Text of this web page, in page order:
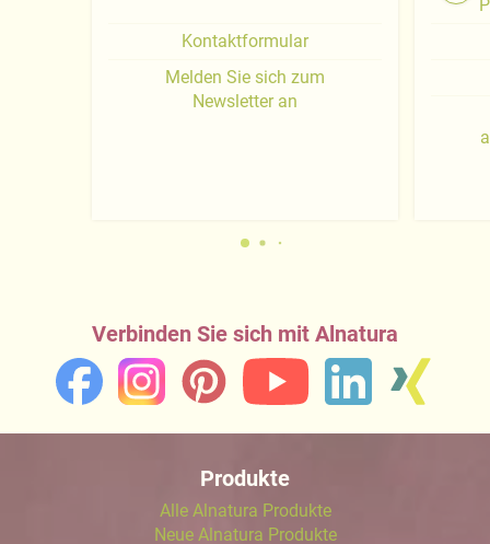
Kontaktformular
Melden Sie sich zum
Newsletter an
Verbinden Sie sich mit Alnatura
Produkte
Alle Alnatura Produkte
Neue Alnatura Produkte